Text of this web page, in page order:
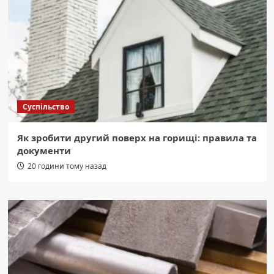
Суспільство
Як зробити другий поверх на горищі: правила та
документи
20 години тому назад